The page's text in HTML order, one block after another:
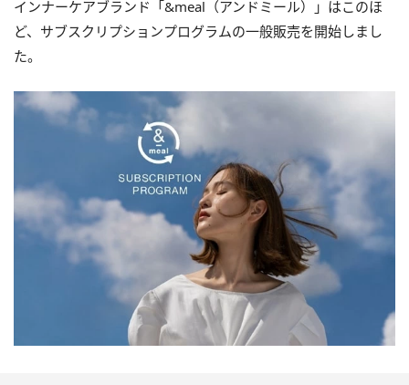
インナーケアブランド「&meal（アンドミール）」はこのほ
ど、サブスクリプションプログラムの一般販売を開始しまし
た。